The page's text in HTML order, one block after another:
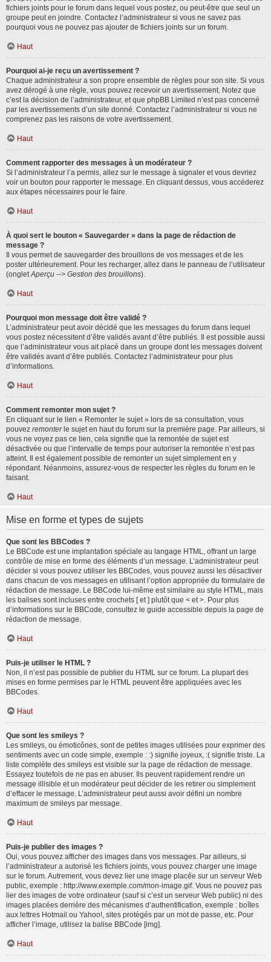
fichiers joints pour le forum dans lequel vous postez, ou peut-être que seul un
groupe peut en joindre. Contactez l’administrateur si vous ne savez pas
pourquoi vous ne pouvez pas ajouter de fichiers joints sur un forum.
Haut
Pourquoi ai-je reçu un avertissement ?
Chaque administrateur a son propre ensemble de règles pour son site. Si vous
avez dérogé à une règle, vous pouvez recevoir un avertissement. Notez que
c’est la décision de l’administrateur, et que phpBB Limited n’est pas concerné
par les avertissements d’un site donné. Contactez l’administrateur si vous ne
comprenez pas les raisons de votre avertissement.
Haut
Comment rapporter des messages à un modérateur ?
Si l’administrateur l’a permis, allez sur le message à signaler et vous devriez
voir un bouton pour rapporter le message. En cliquant dessus, vous accéderez
aux étapes nécessaires pour le faire.
Haut
À quoi sert le bouton « Sauvegarder » dans la page de rédaction de
message ?
Il vous permet de sauvegarder des brouillons de vos messages et de les
poster ultérieurement. Pour les recharger, allez dans le panneau de l’utilisateur
(ongletAperçu --> Gestion des brouillons).
Haut
Pourquoi mon message doit être validé ?
L’administrateur peut avoir décidé que les messages du forum dans lequel
vous postez nécessitent d’être validés avant d’être publiés. Il est possible aussi
que l’administrateur vous ait placé dans un groupe dont les messages doivent
être validés avant d’être publiés. Contactez l’administrateur pour plus
d’informations.
Haut
Comment remonter mon sujet ?
En cliquant sur le lien « Remonter le sujet » lors de sa consultation, vous
pouvez remonterle sujet en haut du forum sur la première page. Par ailleurs, si
vous ne voyez pas ce lien, cela signifie que la remontée de sujet est
désactivée ou que l’intervalle de temps pour autoriser la remontée n’est pas
atteint. Il est également possible de remonter un sujet simplement en y
répondant. Néanmoins, assurez-vous de respecter les règles du forum en le
faisant.
Haut
Mise en forme et types de sujets
Que sont les BBCodes ?
Le BBCode est une implantation spéciale au langage HTML, offrant un large
contrôle de mise en forme des éléments d’un message. L’administrateur peut
décider si vous pouvez utiliser les BBCodes, vous pouvez aussi les désactiver
dans chacun de vos messages en utilisant l’option appropriée du formulaire de
rédaction de message. Le BBCode lui-même est similaire au style HTML, mais
les balises sont incluses entre crochets [ et ] plutôt que < et >. Pour plus
d’informations sur le BBCode, consultez le guide accessible depuis la page de
rédaction de message.
Haut
Puis-je utiliser le HTML ?
Non, il n’est pas possible de publier du HTML sur ce forum. La plupart des
mises en forme permises par le HTML peuvent être appliquées avec les
BBCodes.
Haut
Que sont les smileys ?
Les smileys, ou émoticônes, sont de petites images utilisées pour exprimer des
sentiments avec un code simple, exemple : :) signifie joyeux, :( signifie triste. La
liste complète des smileys est visible sur la page de rédaction de message.
Essayez toutefois de ne pas en abuser. Ils peuvent rapidement rendre un
message illisible et un modérateur peut décider de les retirer ou simplement
d’effacer le message. L’administrateur peut aussi avoir défini un nombre
maximum de smileys par message.
Haut
Puis-je publier des images ?
Oui, vous pouvez afficher des images dans vos messages. Par ailleurs, si
l’administrateur a autorisé les fichiers joints, vous pouvez charger une image
sur le forum. Autrement, vous devez lier une image placée sur un serveur Web
public, exemple : http://www.exemple.com/mon-image.gif. Vous ne pouvez pas
lier des images de votre ordinateur (sauf si c’est un serveur Web public) ni des
images placées derrière des mécanismes d’authentification, exemple : boîtes
aux lettres Hotmail ou Yahoo!, sites protégés par un mot de passe, etc. Pour
afficher l’image, utilisez la balise BBCode [img].
Haut